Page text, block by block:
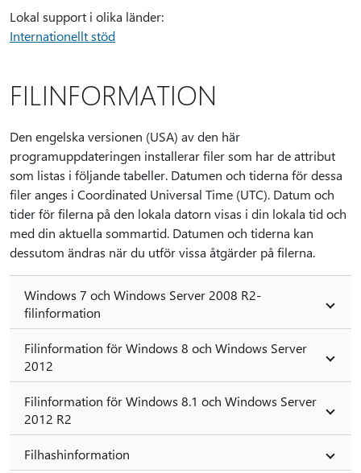
Lokal support i olika länder:
Internationellt stöd
FILINFORMATION
Den engelska versionen (USA) av den här
programuppdateringen installerar filer som har de attribut
som listas i följande tabeller. Datumen och tiderna för dessa
filer anges i Coordinated Universal Time (UTC). Datum och
tider för filerna på den lokala datorn visas i din lokala tid och
med din aktuella sommartid. Datumen och tiderna kan
dessutom ändras när du utför vissa åtgärder på filerna.
Windows 7 och Windows Server 2008 R2-
filinformation
Filinformation för Windows 8 och Windows Server
2012
Filinformation för Windows 8.1 och Windows Server
2012 R2
Filhashinformation